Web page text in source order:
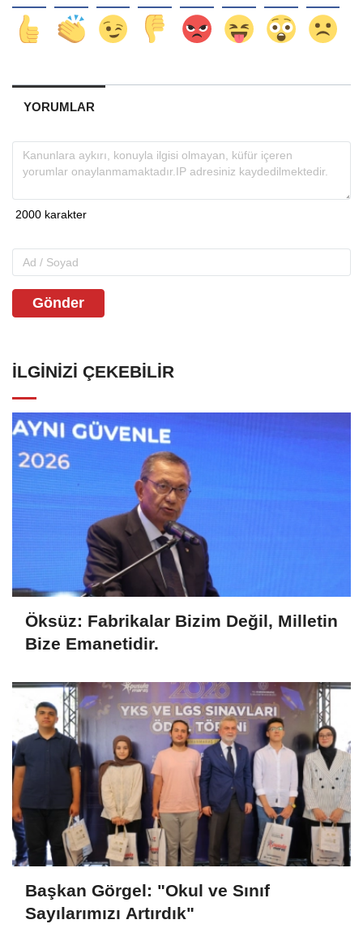
YORUMLAR
Gönder
İLGINIZI ÇEKEBILIR
Öksüz: Fabrikalar Bizim Değil, Milletin
Bize Emanetidir.
Başkan Görgel: "Okul ve Sınıf
Sayılarımızı Artırdık"